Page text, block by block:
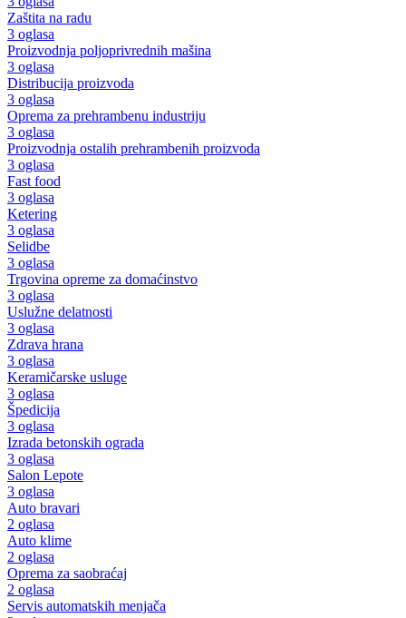
Zaštita na radu
3 oglasa
Proizvodnja poljoprivrednih mašina
3 oglasa
Distribucija proizvoda
3 oglasa
Oprema za prehrambenu industriju
3 oglasa
Proizvodnja ostalih prehrambenih proizvoda
3 oglasa
Fast food
3 oglasa
Ketering
3 oglasa
Selidbe
3 oglasa
Trgovina opreme za domaćinstvo
3 oglasa
Uslužne delatnosti
3 oglasa
Zdrava hrana
3 oglasa
Keramičarske usluge
3 oglasa
Špedicija
3 oglasa
Izrada betonskih ograda
3 oglasa
Salon Lepote
3 oglasa
Auto bravari
2 oglasa
Auto klime
2 oglasa
Oprema za saobraćaj
2 oglasa
Servis automatskih menjača